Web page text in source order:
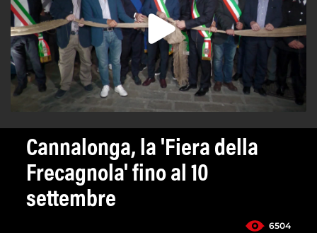
Cannalonga, la 'Fiera della
Frecagnola' fino al 10
settembre
6504